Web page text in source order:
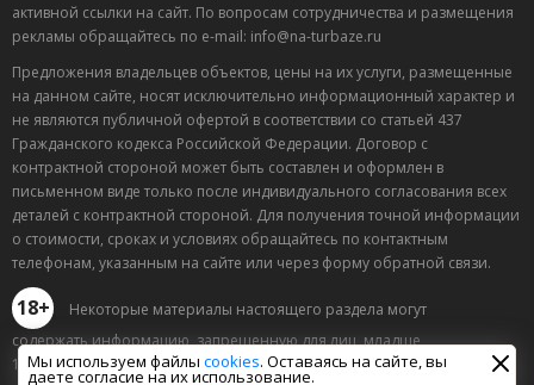
активной ссылки на сайт. По вопросам сотрудничества и размещения
рекламы обращайтесь по e-mail: info@na-turbaze.ru
Предложения владельцев объектов, цены на их услуги, размещенные
на данном сайте, носят исключительно информационный характер и
не являются публичной офертой в соответствии со статьей 437
Гражданского кодекса Российской Федерации. Договор с
контрактной стороной может быть составлен и оформлен в
письменном виде только после индивидуального согласования всех
деталей с контрактной стороной. Для получения точной информации
о стоимости, сроках и условиях обращайтесь по контактным
телефонам, указанным на сайте или через форму обратной связи.
18+
Некоторые материалы настоящего раздела могут
содержать информацию, запрещенную для лиц, младше
18 лет.
Мы используем файлы cookies. Оставаясь на сайте, вы
даете согласие на их использование.